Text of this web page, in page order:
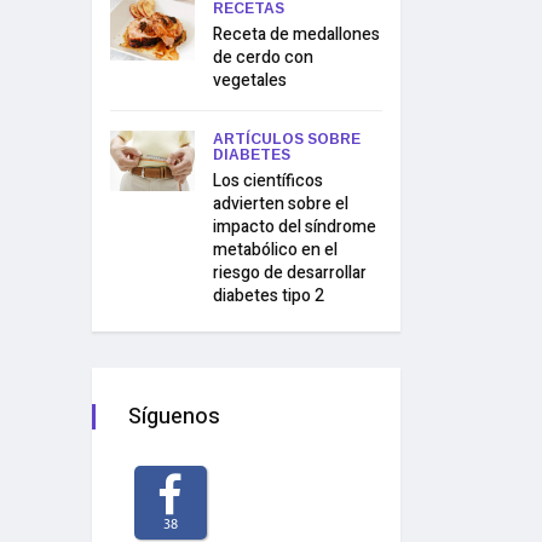
RECETAS
Receta de medallones
de cerdo con
vegetales
ARTÍCULOS SOBRE
DIABETES
Los científicos
advierten sobre el
impacto del síndrome
metabólico en el
riesgo de desarrollar
diabetes tipo 2
Síguenos
38